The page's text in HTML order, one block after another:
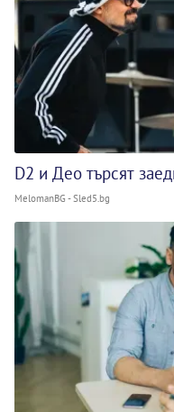
D2 и Део търсят
MelomanBG - Sled5.bg